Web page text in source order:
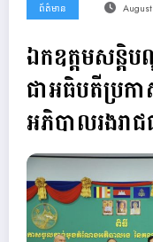
ព័ត៌មាន
ឯកឧត្ដមសន្តិ
ជាអធិបតីប្រ
អភិបាលរងរាជ